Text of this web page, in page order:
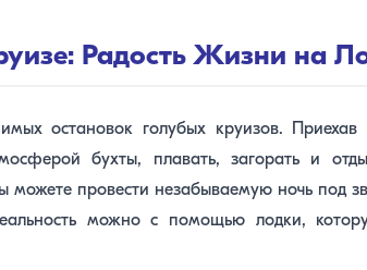
Радость Жизни на
остановок голубых круизов.
бухты, плавать, загорать и
можете провести незабываемую ночь под
можно с помощью лодки,